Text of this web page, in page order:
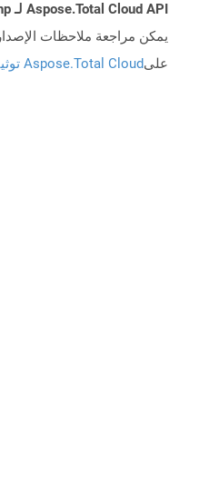
Aspose.Total Cloud API لـ Php؟
يمكن مراجعة ملاحظات
علىAspose.Total Cloud توثيق